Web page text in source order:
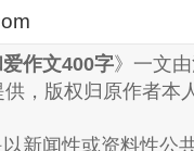
作文400字》一文
供，版权归原作者本
新闻性或资料性公